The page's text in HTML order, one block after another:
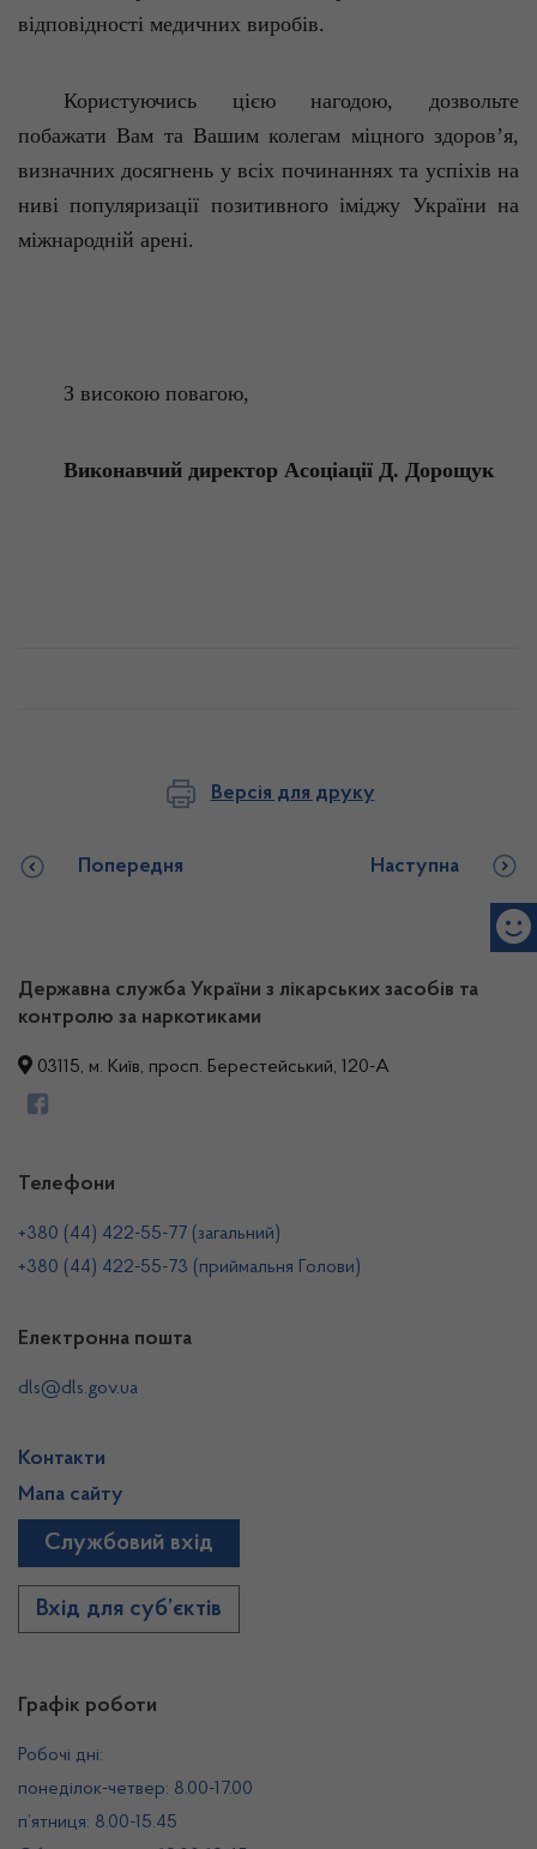
відповідності медичних виробів.
Користуючись цією нагодою, дозвольте
побажати Вам та Вашимколегам міцного здоров’я,
визначних досягнень увсіх починанняхта успіхів на
ниві популяризації позитивного іміджу України на
міжнародній арені.
З високою повагою,
Виконавчийдиректор АсоціаціїД. Дорощук
Версія для друку
Попередня Наступна
Державна служба України з лікарських засобів та
контролю за наркотиками
03115, м. Київ, просп. Берестейський, 120-А
Графік роботи
Робочі дні:
понеділок-четвер: 8.00-17.00
п’ятниця: 8.00-15.45
Телефони
+380 (44) 422-55-77 (загальний)
+380 (44) 422-55-73 (приймальня Голови)
Електронна пошта
dls@dls.gov.ua
Контакти
Мапа сайту
Службовий вхід
Вхід для суб’єктів